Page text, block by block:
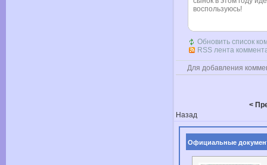
воспользуюсь!
Обновить список
RSS лента
Для добавления
<
Назад
Официальные